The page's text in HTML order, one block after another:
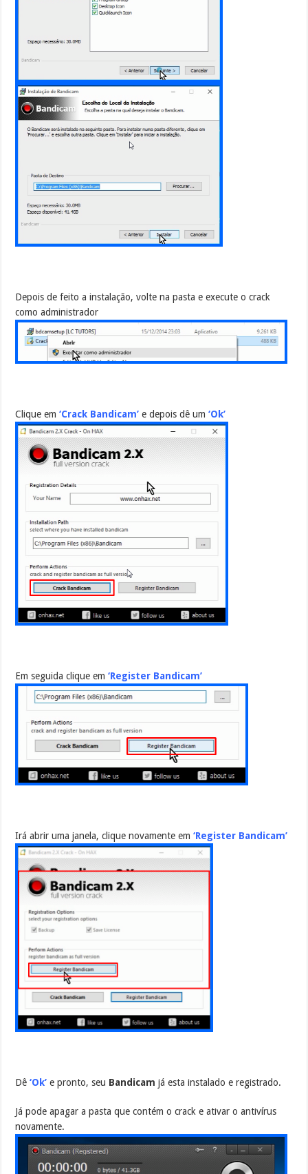
Depois de feito a instalação, volte na pasta e execute o crack
como administrador
Clique em‘Crack Bandicam’ e depois dê um‘Ok’
Em seguida clique em ‘Register Bandicam’
Irá abrir uma janela, clique novamente em‘Register Bandicam’
Dê‘Ok’ e pronto, seu Bandicam já esta instalado e registrado.
Já pode apagar a pasta que contém o crack e ativar o antivírus
novamente.